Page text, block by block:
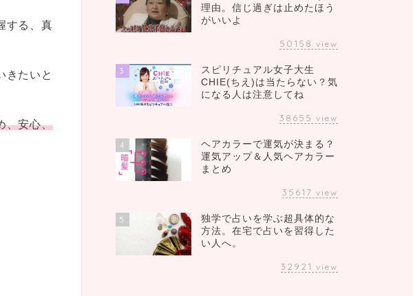
する、真
きたいと
、安心、
理由。信じ過ぎは止めたほう
がいいよ
50158 view
3
スピリチュアル女子大生
CHIE(ちえ)は当たらない？気
になる人は注意してね
38655 view
4
ヘアカラーで運気が決まる？
運気アップ＆人気ヘアカラー
まとめ
35617 view
5
独学で占いを学ぶ超具体的な
方法。在宅で占いを習得した
い人へ。
32921 view